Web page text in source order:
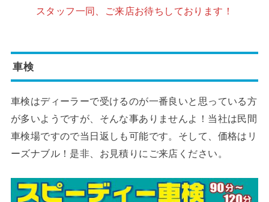
スタッフ一同、ご来店お待ちしております！
車検
車検はディーラーで受けるのが一番良いと思っている方
が多いようですが、そんな事ありませんよ！当社は民間
車検場ですので当日返しも可能です。そして、価格はリ
ーズナブル！是非、お見積りにご来店ください。